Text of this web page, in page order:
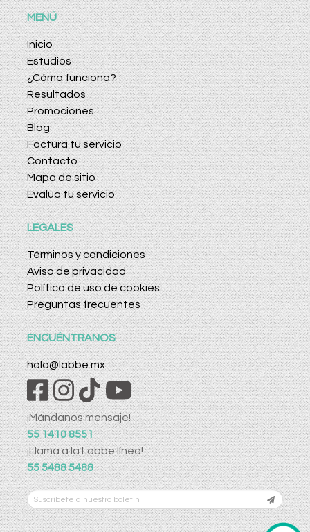
MENÚ
Inicio
Estudios
¿Cómo funciona?
Resultados
Promociones
Blog
Factura tu servicio
Contacto
Mapa de sitio
Evalúa tu servicio
LEGALES
Términos y condiciones
Aviso de privacidad
Política de uso de cookies
Preguntas frecuentes
ENCUÉNTRANOS
hola@labbe.mx
¡Mándanos mensaje!
55 1410 8551
¡Llama a la Labbe línea!
55 5488 5488